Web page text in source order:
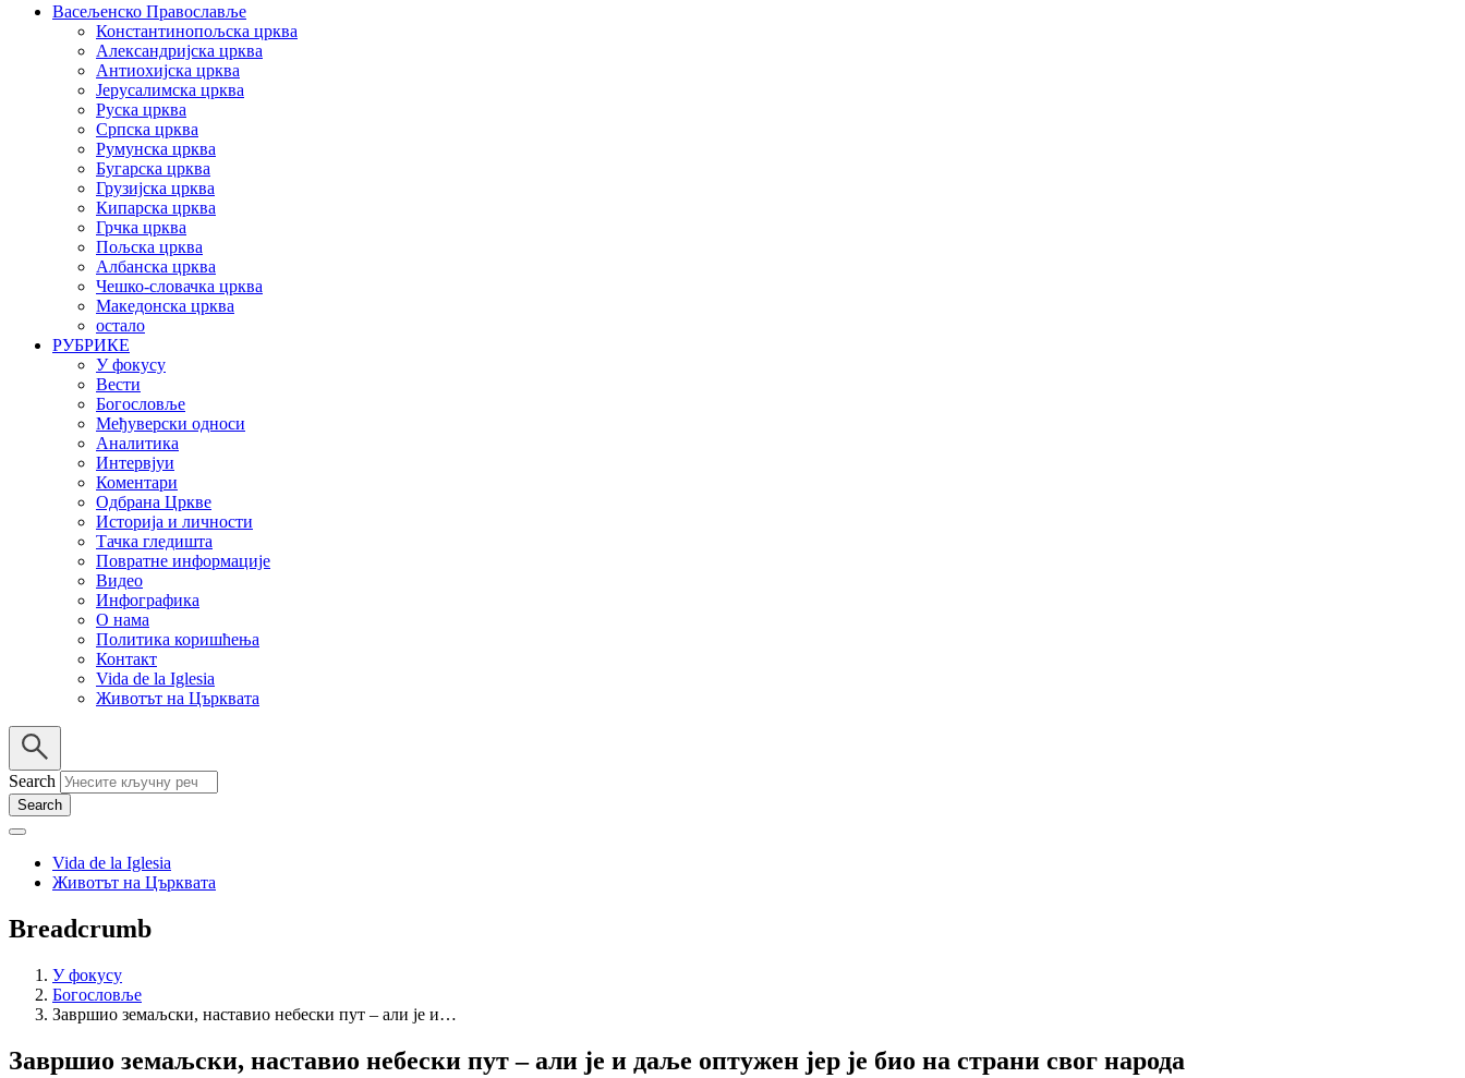
Васељенско Православље
Константинопољска црква
Александријска црква
Антиохијска црква
Јерусалимска црква
Руска црква
Српска црква
Румунска црква
Бугарска црква
Грузијска црква
Кипарска црква
Грчка црква
Пољска црква
Албанска црква
Чешко-словачка црква
Македонска црква
остало
РУБРИКЕ
У фокусу
Вести
Богословље
Међуверски односи
Аналитика
Интервјуи
Коментари
Одбрана Цркве
Историја и личности
Тачка гледишта
Повратне информације
Видео
Инфографика
О нама
Политика коришћења
Контакт
Vida de la Iglesia
Животът на Църквата
Search
Vida de la Iglesia
Животът на Църквата
Breadcrumb
У фокусу
Богословље
Завршио земаљски, наставио небески пут – али је и…
Завршио земаљски, наставио небески пут – али је и даље оптужен јер је био на страни свог народа